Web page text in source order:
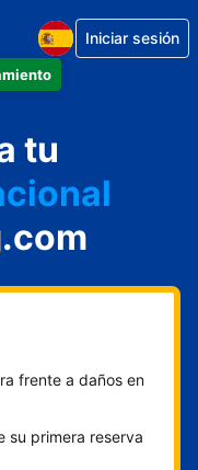
Iniciar sesión
tu
frente a daños en
su primera reserva